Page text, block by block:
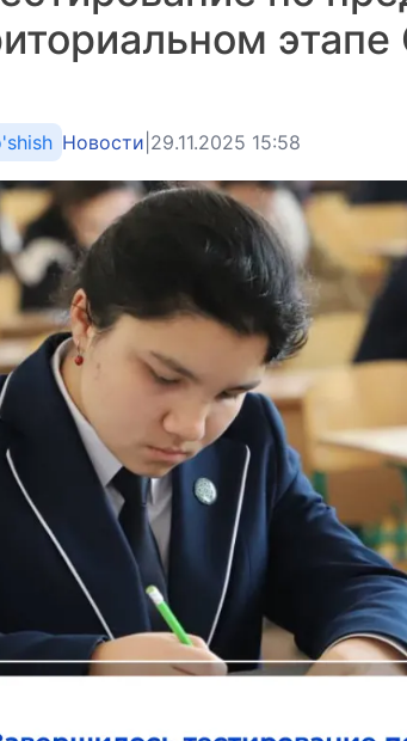
Новости 29.11.2025 15:58